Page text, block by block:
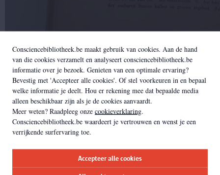
Consciencebibliotheek.be maakt gebruik van cookies. Aan de hand
van die cookies verzamelt en analyseert consciencebibliotheek.be
informatie over je bezoek. Genieten van een optimale ervaring?
Bevestig met 'Accepteer alle cookies'. Of stel voorkeuren in en bepaal
welke informatie je deelt. Hou er rekening mee dat bepaalde media
alleen beschikbaar zijn als je de cookies aanvaardt.
Meer weten? Raadpleeg onze cookieverklaring.
Consciencebibliotheek.be waardeert je vertrouwen en wenst je een
verrijkende surfervaring toe.
Accepteer alle cookies
Prof. Dr. Thomé's Flora von Deutschland, Österreich und der
Band III, Bermühler, Berlin, 1903. EHC 682794:3
Zoektip
Ben je via een zoekmachine of in databanken op zoek naar meer
(historische) informatie (botanisch, culinair...) over de tuinboon? Probeer
het dan zeker eens met de Latijnse naam:vicia faba. Andere historische
Roomsche boon. Zoeken in andere talen loont
ook:Ackerbohne(Duits),fève(Frans),broad bean(Engels), ...